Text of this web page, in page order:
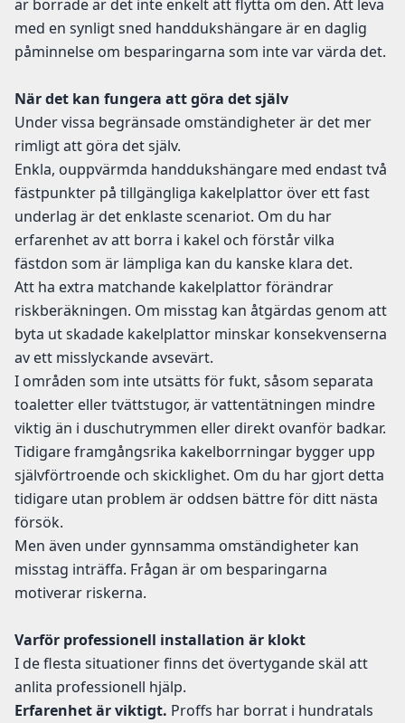
är borrade är det inte enkelt att flytta om den. Att leva
med en synligt sned handdukshängare är en daglig
påminnelse om besparingarna som inte var värda det.
När det kan fungera att göra det själv
Under vissa begränsade omständigheter är det mer
rimligt att göra det själv.
Enkla, ouppvärmda handdukshängare med endast två
fästpunkter på tillgängliga kakelplattor över ett fast
underlag är det enklaste scenariot. Om du har
erfarenhet av att borra i kakel och förstår vilka
fästdon som är lämpliga kan du kanske klara det.
Att ha extra matchande kakelplattor förändrar
riskberäkningen. Om misstag kan åtgärdas genom att
byta ut skadade kakelplattor minskar konsekvenserna
av ett misslyckande avsevärt.
I områden som inte utsätts för fukt, såsom separata
toaletter eller tvättstugor, är vattentätningen mindre
viktig än i duschutrymmen eller direkt ovanför badkar.
Tidigare framgångsrika kakelborrningar bygger upp
självförtroende och skicklighet. Om du har gjort detta
tidigare utan problem är oddsen bättre för ditt nästa
försök.
Men även under gynnsamma omständigheter kan
misstag inträffa. Frågan är om besparingarna
motiverar riskerna.
Varför professionell installation är klokt
I de flesta situationer finns det övertygande skäl att
anlita professionell hjälp.
Erfarenhet är viktigt. Proffs har borrat i hundratals